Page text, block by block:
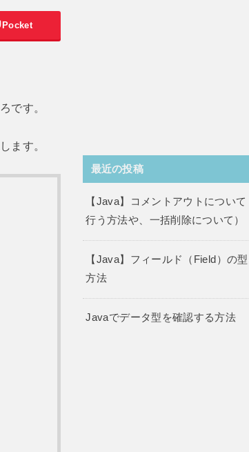
Pocket
です。
ます。
最近の投稿
【Java】コメントアウトについ
行う方法や、一括削除について）
【Java】フィールド（Field）の
方法
Javaでデータ型を確認する方法